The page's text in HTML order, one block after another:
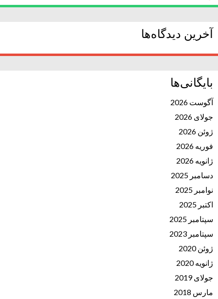
آخرین دیدگاه‌ها
بایگانی‌ها
آگوست 2026
جولای 2026
ژوئن 2026
فوریه 2026
ژانویه 2026
دسامبر 2025
نوامبر 2025
اکتبر 2025
سپتامبر 2025
سپتامبر 2023
ژوئن 2020
ژانویه 2020
جولای 2019
مارس 2018